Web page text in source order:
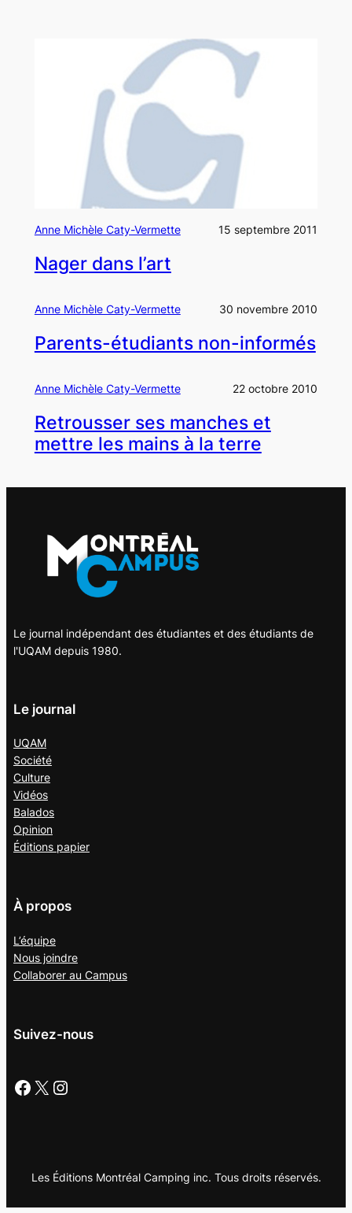
Anne Michèle Caty-Vermette 15 septembre 2011
Nager dans l’art
Anne Michèle Caty-Vermette 30 novembre 2010
Parents-étudiants non-informés
Anne Michèle Caty-Vermette 22 octobre 2010
Retrousser ses manches et
mettre les mains à la terre
Le journal indépendant des étudiantes et des étudiants de
l'UQAM depuis 1980.
Le journal
UQAM
Société
Culture
Vidéos
Balados
Opinion
Éditions papier
À propos
L’équipe
Nous joindre
Collaborer au Campus
Suivez-nous
Facebook X Instagram
Les Éditions Montréal Camping inc. Tous droits réservés.